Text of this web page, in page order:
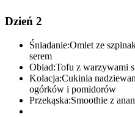
Dzień 2
Śniadanie:Omlet ze
serem
Obiad:Tofu z warzywami
Kolacja:Cukinia
ogórków i pomidorów
Przekąska:Smoothie z